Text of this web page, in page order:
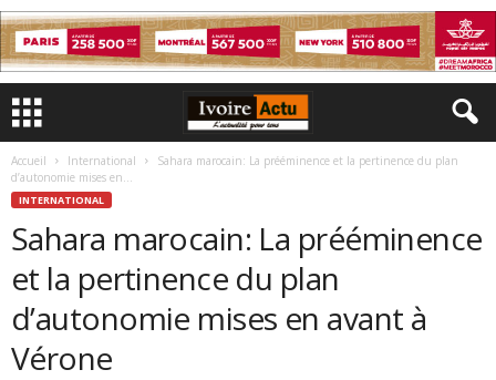
Accueil International
Sahara marocain: La prééminence et la pertinence du plan
d’autonomie mises en...
INTERNATIONAL
Sahara marocain: La prééminence
et la pertinence du plan
d’autonomie mises en avant à
Vérone